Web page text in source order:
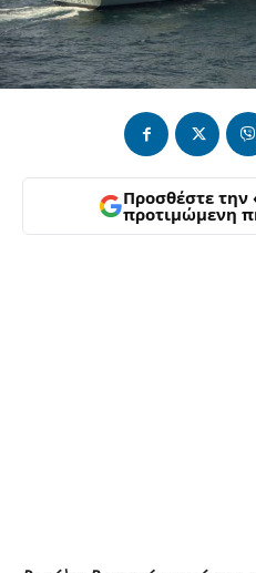
Προσθέστε την
προτιμώμενη